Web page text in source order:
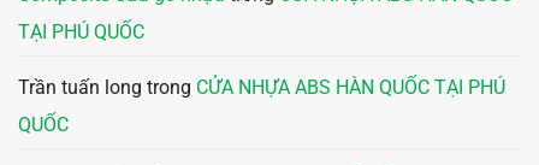
TẠI PHÚ QUỐC
Trần tuấn long trong CỬA NHỰA ABS HÀN QUỐC TẠI PHÚ
QUỐC